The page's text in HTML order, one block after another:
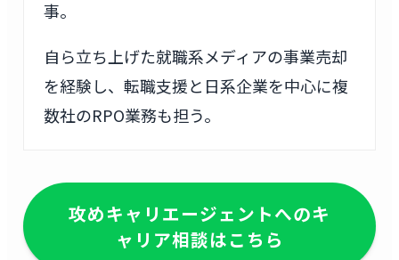
事。
自ら立ち上げた就職系メディアの事業売却
を経験し、転職支援と日系企業を中心に複
数社のRPO業務も担う。
攻めキャリエージェントへのキ
ャリア相談はこちら